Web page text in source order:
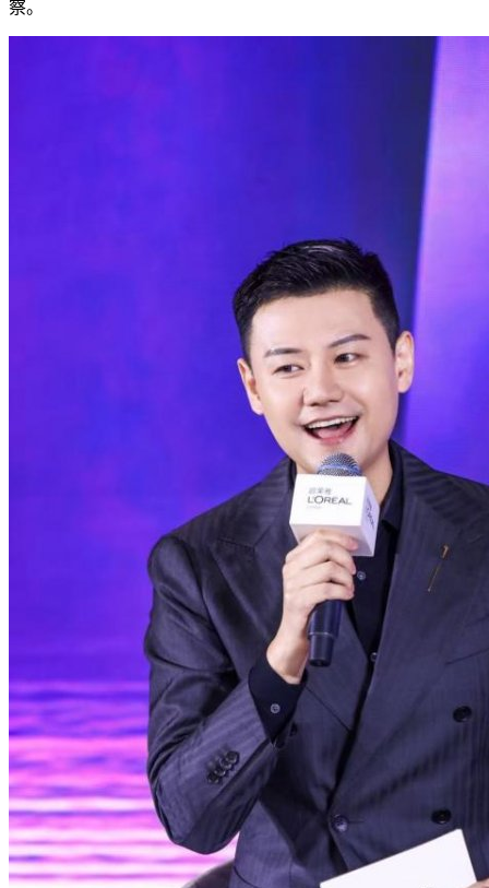
察。